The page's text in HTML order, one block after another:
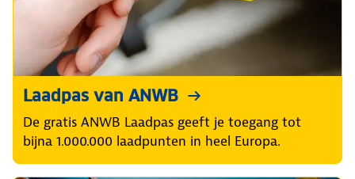
Laadpas van ANWB
De gratis ANWB Laadpas geeft je toegang tot
bijna 1.000.000 laadpunten in heel Europa.